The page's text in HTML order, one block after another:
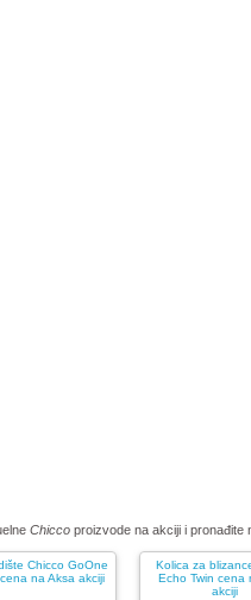
Chicco proizvode na akciji i pronađite
Chicco GoOne
na Aksa akciji
Kolica za
Echo Twin cena
akciji